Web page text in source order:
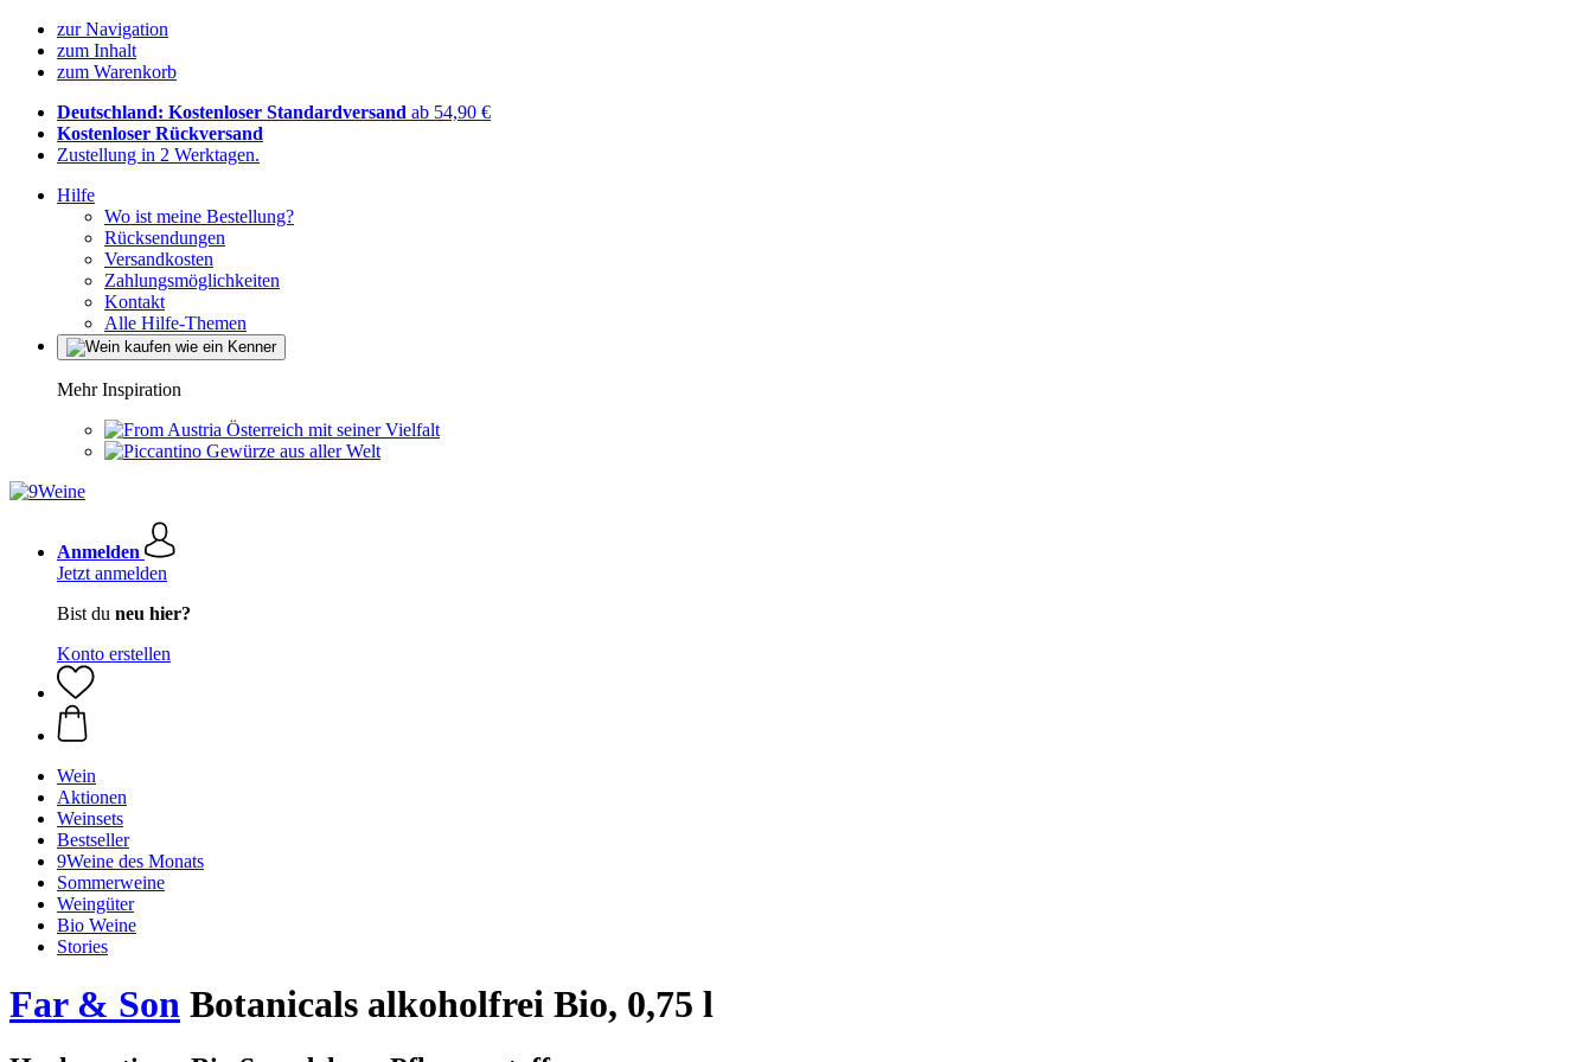
zur Navigation
zum Inhalt
zum Warenkorb
Deutschland: Kostenloser Standardversand ab 54,90 €
Kostenloser Rückversand
Zustellung in 2 Werktagen.
Hilfe
Wo ist meine Bestellung?
Rücksendungen
Versandkosten
Zahlungsmöglichkeiten
Kontakt
Alle Hilfe-Themen
Mehr Inspiration
Österreich mit seiner Vielfalt
Gewürze aus aller Welt
Anmelden
Jetzt anmelden
Bist du neu hier?
Konto erstellen
Wein
Aktionen
Weinsets
Bestseller
9Weine des Monats
Sommerweine
Weingüter
Bio Weine
Stories
Far & Son Botanicals alkoholfrei Bio, 0,75 l